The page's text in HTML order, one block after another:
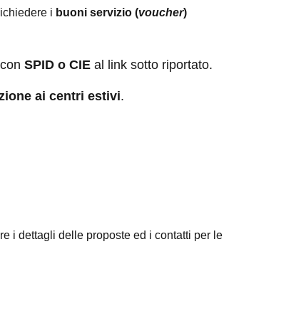
i buoni servizio (voucher)
SPID o CIE al link sotto riportato.
ai centri estivi.
i dettagli delle proposte ed i contatti per le